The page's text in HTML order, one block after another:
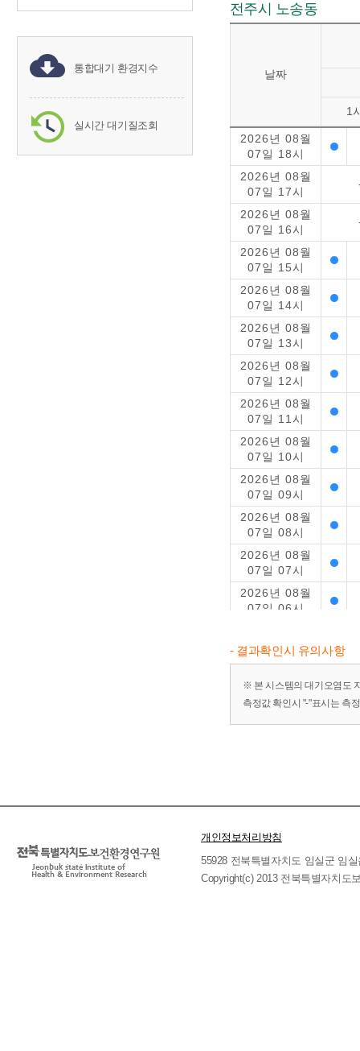
통합대기 환경지수
실시간 대기질조회
전주시 노송동
날짜
1
2026년 08월
07일 18시
2026년 08월
07일 17시
2026년 08월
07일 16시
2026년 08월
07일 15시
2026년 08월
07일 14시
2026년 08월
07일 13시
2026년 08월
07일 12시
2026년 08월
07일 11시
2026년 08월
07일 10시
2026년 08월
07일 09시
2026년 08월
07일 08시
2026년 08월
07일 07시
2026년 08월
07일 06시
07일 05시
2026년 08월
07일 04시
2026년 08월
07일 03시
06일 24시
2026년 08월
06일 23시
- 결과확인시 유의사항
※ 본 시스템의 대기오염도
측정값 확인시 "-"표시는 측
개인정보처리방침
55928 전북특별자치도 임실군 임
Copyright(c) 2013 전북특별자치도